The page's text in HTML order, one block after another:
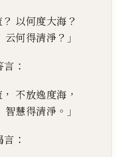
？ 以何度大海 ？
云何得清淨 ？」
言 ：
， 不放逸度海 ，
智慧得清淨 。」
言 ：